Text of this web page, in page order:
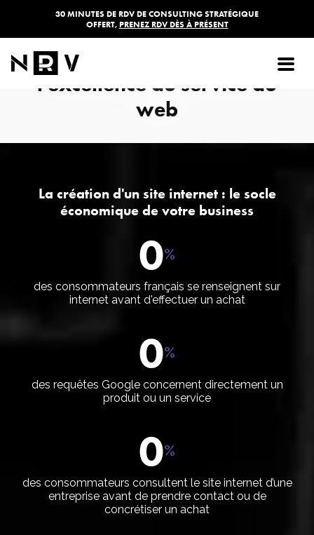
30 MINUTES DE RDV DE CONSULTING STRATÉGIQUE
OFFERT, PRENEZ RDV DÈS À PRÉSENT
NRV : Création site internet
Tournefeuille : l'Agence NRV
l'excellence au service du
web
La création d'un site internet : le socle
économique de votre business
0%
des consommateurs français se renseignent sur
internet avant d'effectuer un achat
0%
des requêtes Google concernent directement un
produit ou un service
0%
des consommateurs consultent le site internet d’une
entreprise avant de prendre contact ou de
concrétiser un achat